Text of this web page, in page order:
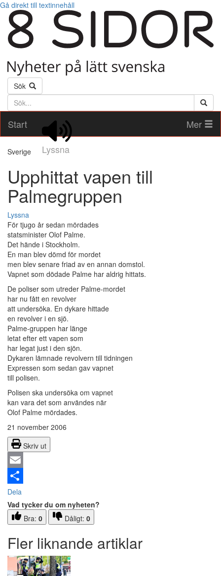
Gå direkt till textinnehåll
Sök
Söktext
Start
Lyssna
Mer
Sverige
Upphittat vapen till
Palmegruppen
Lyssna
För tjugo år sedan mördades
statsminister Olof Palme.
Det hände i Stockholm.
En man blev dömd för mordet
men blev senare friad av en annan domstol.
Vapnet som dödade Palme har aldrig hittats.
De poliser som utreder Palme-mordet
har nu fått en revolver
att undersöka. En dykare hittade
en revolver i en sjö.
Palme-gruppen har länge
letat efter ett vapen som
har legat just i den sjön.
Dykaren lämnade revolvern till tidningen
Expressen som sedan gav vapnet
till polisen.
Polisen ska undersöka om vapnet
kan vara det som användes när
Olof Palme mördades.
21 november 2006
Skriv ut
Email
Dela
Vad tycker du om nyheten?
Bra: 0 Dåligt: 0
Fler liknande artiklar